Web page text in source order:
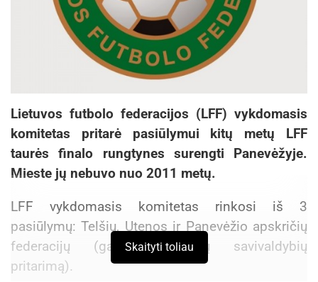
Lietuvos futbolo federacijos (LFF) vykdomasis
komitetas pritarė pasiūlymui kitų metų LFF
taurės finalo rungtynes surengti Panevėžyje.
Mieste jų nebuvo nuo 2011 metų.
LFF vykdomasis komitetas rinkosi iš 3
pasiūlymų: Telšių, Utenos ir Panevėžio apskričių
federacijų (gavusių miestų savivaldybių
pritarimą).
Skaityti toliau